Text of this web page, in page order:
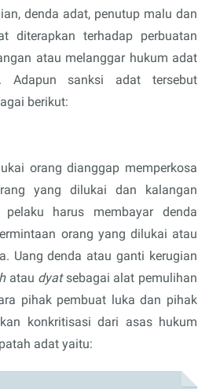
denda adat, penutup malu dan
diterapkan terhadap perbuatan
atau melanggar hukum adat
Adapun sanksi adat tersebut
berikut:
orang dianggap memperkosa
yang dilukai dan kalangan
pelaku harus membayar denda
orang yang dilukai atau
Uang denda atau ganti kerugian
atau dyat sebagai alat pemulihan
pihak pembuat luka dan pihak
konkritisasi dari asas hukum
adat yaitu: